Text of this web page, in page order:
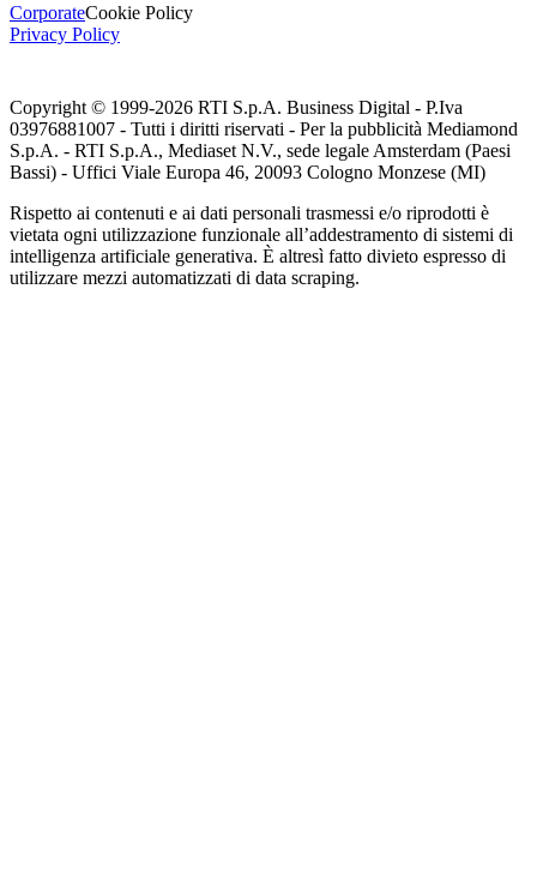
CorporateCookie Policy
Privacy Policy
Copyright © 1999-2026 RTI S.p.A. Business Digital - P.Iva
03976881007 - Tutti i diritti riservati - Per la pubblicità Mediamond
S.p.A. - RTI S.p.A., Mediaset N.V., sede legale Amsterdam (Paesi
Bassi) - Uffici Viale Europa 46, 20093 Cologno Monzese (MI)
Rispetto ai contenuti e ai dati personali trasmessi e/o riprodotti è
vietata ogni utilizzazione funzionale all’addestramento di sistemi di
intelligenza artificiale generativa. È altresì fatto divieto espresso di
utilizzare mezzi automatizzati di data scraping.